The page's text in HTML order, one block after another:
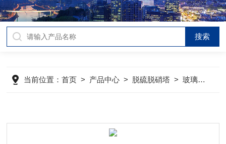
当前位置：首页 > 产品中心 > 脱硫脱硝塔 >玻璃钢脱硫塔